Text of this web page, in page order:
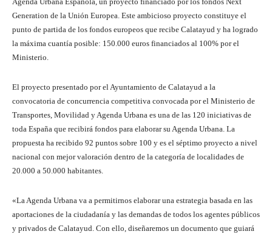
Generation de la Unión Europea. Este ambicioso proyecto constituye el
punto de partida de los fondos europeos que recibe Calatayud y ha logrado
la máxima cuantía posible: 150.000 euros financiados al 100% por el
Ministerio.
El proyecto presentado por el Ayuntamiento de Calatayud a la
convocatoria de concurrencia competitiva convocada por el Ministerio de
Transportes, Movilidad y Agenda Urbana es una de las 120 iniciativas de
toda España que recibirá fondos para elaborar su Agenda Urbana. La
propuesta ha recibido 92 puntos sobre 100 y es el séptimo proyecto a nivel
nacional con mejor valoración dentro de la categoría de localidades de
20.000 a 50.000 habitantes.
«La Agenda Urbana va a permitirnos elaborar una estrategia basada en las
aportaciones de la ciudadanía y las demandas de todos los agentes públicos
y privados de Calatayud. Con ello, diseñaremos un documento que guiará